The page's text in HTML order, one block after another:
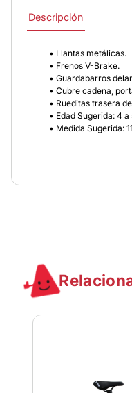
Descripción
• Llantas metálicas.
• Frenos V-Brake.
• Guardabarros
• Cubre cadena,
• Rueditas trasera
• Edad Sugerida: 4 a
• Medida Sugerida: